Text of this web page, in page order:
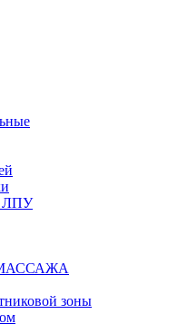
зоны